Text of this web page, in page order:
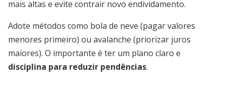
mais altas e evite contrair novo endividamento.
Adote métodos como bola de neve (pagar valores
menores primeiro) ou avalanche (priorizar juros
maiores). O importante é ter um plano claro e
disciplina para reduzir pendências.